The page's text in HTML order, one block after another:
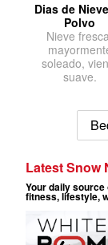
Dias de
Polvo
Nieve
soleado,
suave.